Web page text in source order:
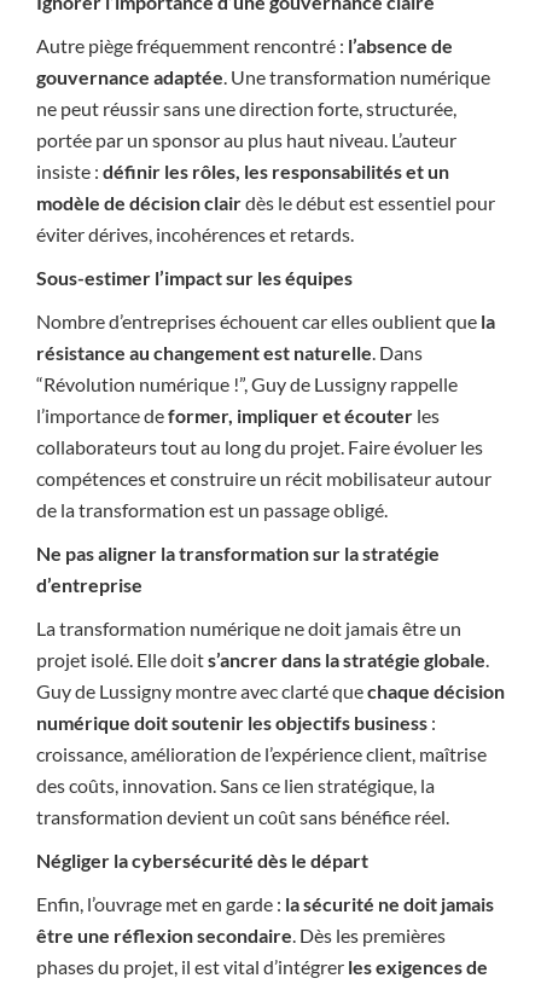
Autre piège fréquemment rencontré : l’absence de
gouvernance adaptée. Une transformation numérique
ne peut réussir sans une direction forte, structurée,
portée par un sponsor au plus haut niveau. L’auteur
insiste : définir les rôles, les responsabilités et un
modèle de décision clairdès le début est essentiel pour
éviter dérives, incohérences et retards.
Sous-estimer l’impact sur les équipes
Nombre d’entreprises échouent car elles oublient que la
résistance au changement est naturelle. Dans
“Révolution numérique !”, Guy de Lussigny rappelle
l’importance deformer, impliquer et écouter les
collaborateurs tout au long du projet. Faire évoluer les
compétences et construire un récit mobilisateur autour
de la transformation est un passage obligé.
Ne pas aligner la transformation sur la stratégie
d’entreprise
La transformation numérique ne doit jamais être un
projet isolé. Elle doits’ancrer dans la stratégie globale.
Guy de Lussigny montre avec clarté quechaque décision
numérique doit soutenir les objectifs business :
croissance, amélioration de l’expérience client, maîtrise
des coûts, innovation. Sans ce lien stratégique, la
transformation devient un coût sans bénéfice réel.
Négliger la cybersécurité dès le départ
Enfin, l’ouvrage met en garde : la sécurité ne doit jamais
être une réflexion secondaire. Dès les premières
phases du projet, il est vital d’intégrer les exigences de